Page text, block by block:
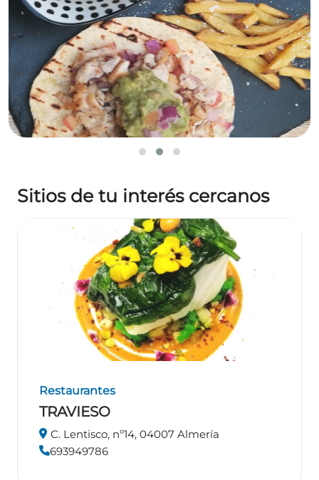
Sitios de tu interés cercanos
Restaurantes
TRAVIESO
C. Lentisco, nº14, 04007 Almería
693949786